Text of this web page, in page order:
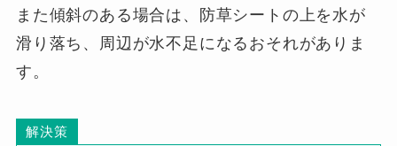
また傾斜のある場合は、防草シートの上を水が
滑り落ち、周辺が水不足になるおそれがありま
す。
解決策